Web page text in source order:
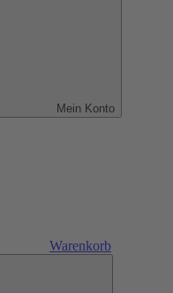
Mein Konto
Warenkorb